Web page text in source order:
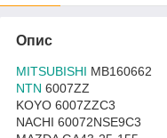
Опис
MITSUBISHI MB160662
NTN 6007ZZ
KOYO 6007ZZC3
NACHI 60072NSE9C3